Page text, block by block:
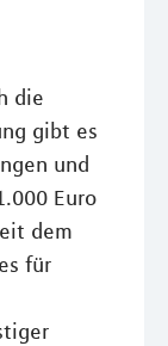
die
gibt es
und
Euro
dem
für